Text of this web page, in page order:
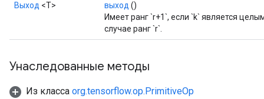
Выход <Т> выход ()
Имеет ранг `r+1`, если `k` является
случае ранг `r`.
Унаследованные методы
Из класса org.tensorflow.op.PrimitiveOp